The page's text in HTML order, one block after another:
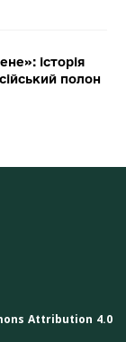
історія
полон
Attribution 4.0